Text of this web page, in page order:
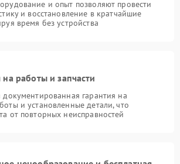
и опыт позволяют провести
и восстановление в кратчайшие
время без устройства
на работы и запчасти
документированная гарантия на
и установленные детали, что
от повторных неисправностей